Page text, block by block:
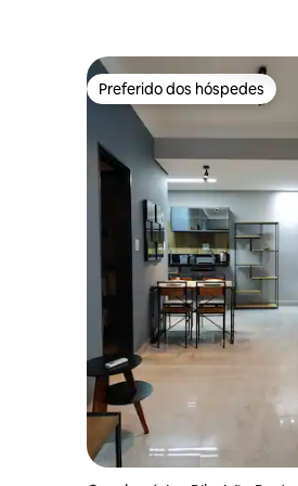
Preferido dos hóspedes
Preferido dos hóspedes